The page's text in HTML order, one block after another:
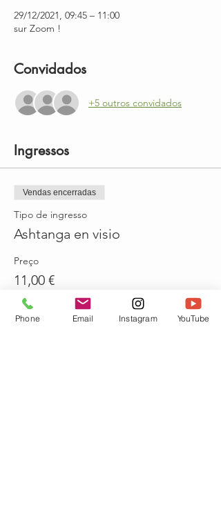
29/12/2021, 09:45 – 11:00
sur Zoom !
Convidados
+5 outros convidados
Ingressos
Vendas encerradas
Tipo de ingresso
Ashtanga en visio
Preço
11,00 €
Phone Email Instagram YouTube